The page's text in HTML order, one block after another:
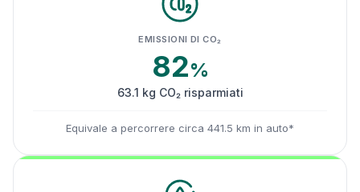
EMISSIONI DI CO₂
82%
63.1 kg CO₂ risparmiati
Equivale a percorrere circa 441.5 km in auto*